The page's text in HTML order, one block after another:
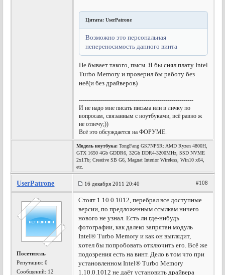
Цитата: UserPatrone
Возможно это персональная
непереносимость данного винта
Не бывает такого, пмсм. Я бы снял плату Intel
Turbo Memory и проверил бы работу без
неё(и без драйверов)
---------------------------------------------------------
И не надо мне писать письма или в личку по
вопросам, связанным с ноутбуками, всё равно ж
не отвечу;))
Всё это обсуждается на ФОРУМЕ.
Модель ноутбука: TongFang GK7NP5R: AMD Ryzen 4800H,
GTX 1650 4Gb GDDR6, 32Gb DDR4-3200MHz, SSD NVME
2x1Tb; Creative SB G6, Magnat Interior Wireless, Win10 x64,
etc.
UserPatrone 16 декабря 2011 20:40 #108
Посетитель
Репутация:0
Сообщений: 12
Стоят 1.10.0.1012, перебрал все доступные
версии, по предложенным ссылкам ничего
нового не узнал. Есть ли где-нибудь
фотографии, как далеко запрятан модуль
Intel® Turbo Memory и как он выглядит,
хотел бы попробовать отключить его. Всё же
подозрения есть на винт. Дело в том что при
установленном Intel® Turbo Memory
1.10.0.1012 не даёт установить драйвера